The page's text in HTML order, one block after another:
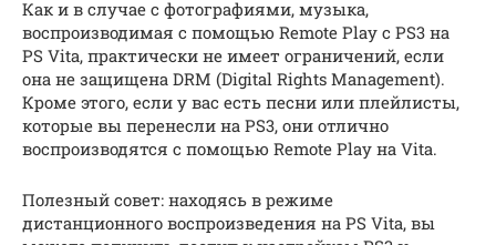
Как и в случае с фотографиями, музыка,
воспроизводимая с помощью Remote Play с PS3 на
PS Vita, практически не имеет ограничений, если
она не защищена DRM (Digital Rights Management).
Кроме этого, если у вас есть песни или плейлисты,
которые вы перенесли на PS3, они отлично
воспроизводятся с помощью Remote Play на Vita.
Полезный совет: находясь в режиме
дистанционного воспроизведения на PS Vita, вы